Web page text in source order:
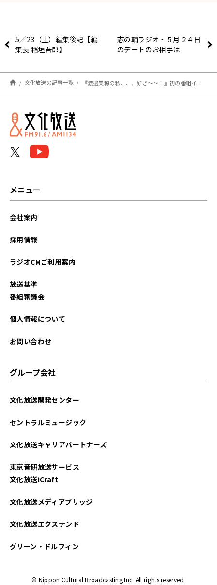
5／23（土）編集後記【編
集長 稲垣吾郎】
志の輔ラジオ・５月２４日
のデートのお相手は
文化放送の記事一覧 『渡邉美穂の私、、、好き～～！』初の番組イベントに宮田愛萌・濱岸ひよりのゲスト出演が決定！
メニュー
会社案内
採用情報
ラジオCMご利用案内
放送基準
番組審議会
個人情報について
お問い合わせ
グループ会社
文化放送開発センター
セントラルミュージック
文化放送キャリアパートナーズ
東京音研放送サービス
文化放送iCraft
文化放送メディアブリッジ
文化放送エクステンド
グリーン・ドルフィン
© Nippon Cultural Broadcasting Inc. All rights reserved.